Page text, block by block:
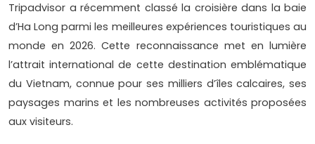
Tripadvisor a récemment classé la croisière dans la baie
d’Ha Long parmi les meilleures expériences touristiques au
monde en 2026. Cette reconnaissance met en lumière
l’attrait international de cette destination emblématique
du Vietnam, connue pour ses milliers d’îles calcaires, ses
paysages marins et les nombreuses activités proposées
aux visiteurs.